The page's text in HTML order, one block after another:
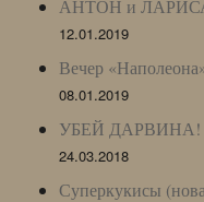
АНТОН и ЛАРИСА
12.01.2019
Вечер
08.01.2019
УБЕЙ ДАРВИНА!
24.03.2018
Суперкукисы